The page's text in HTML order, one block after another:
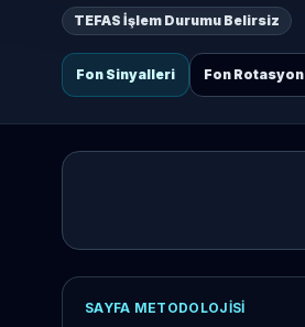
TEFAS İşlem Durumu Belirsiz
Fon Sinyalleri Fon Rotasyon
SAYFA METODOLOJISI